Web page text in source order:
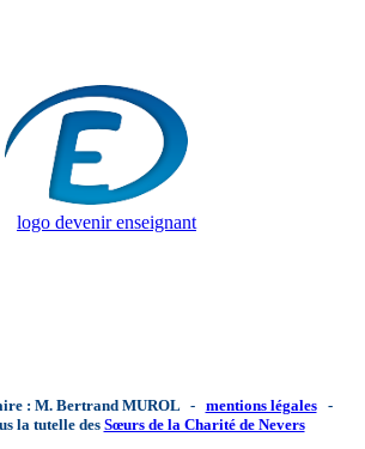
: M. Bertrand MUROL - mentions légales-
la tutelle desSœurs de la Charité de Nevers